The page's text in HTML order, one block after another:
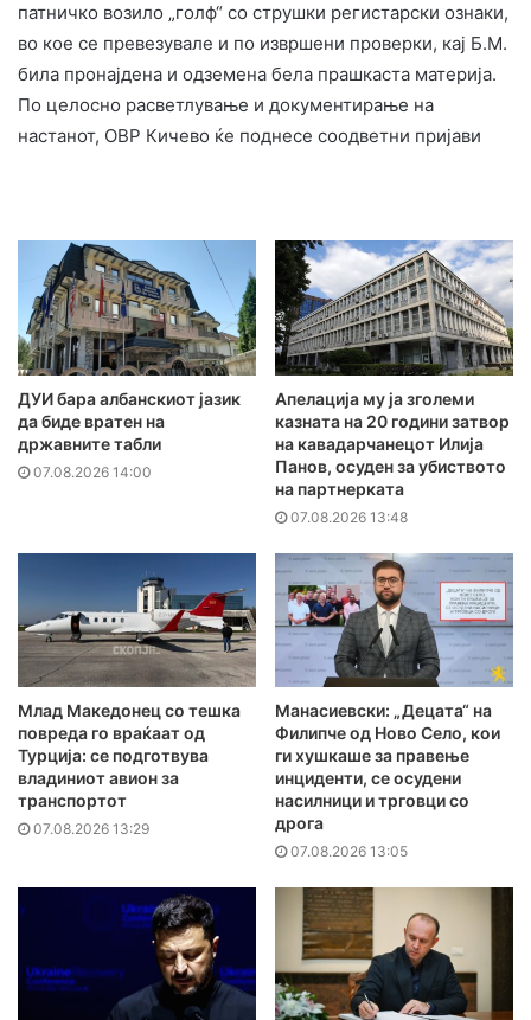
патничко возило „голф“ со струшки регистарски ознаки,
во кое се превезувале и по извршени проверки, кај Б.М.
била пронајдена и одземена бела прашкаста материја.
По целосно расветлување и документирање на
настанот, ОВР Кичево ќе поднесе соодветни пријави
ДУИ бара албанскиот јазик
да биде вратен на
државните табли
07.08.2026 14:00
Апелација му ја зголеми
казната на 20 години затвор
на кавадарчанецот Илија
Панов, осуден за убиството
на партнерката
07.08.2026 13:48
Млад Македонец со тешка
повреда го враќаат од
Турција: се подготвува
владиниот авион за
транспортот
07.08.2026 13:29
Манасиевски: „Децата“ на
Филипче од Ново Село, кои
ги хушкаше за правење
инциденти, се осудени
насилници и трговци со
дрога
07.08.2026 13:05